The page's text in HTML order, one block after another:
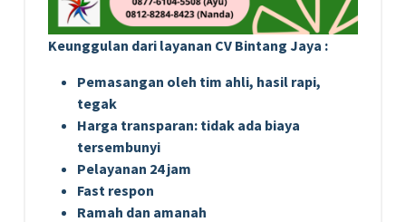
Keunggulan dari layanan CV Bintang Jaya :
Pemasangan oleh tim ahli, hasil rapi,
tegak
Harga transparan: tidak ada biaya
tersembunyi
Pelayanan 24 jam
Fast respon
Ramah dan amanah